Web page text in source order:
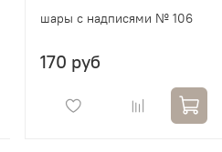
шары с надписями № 106
170 руб